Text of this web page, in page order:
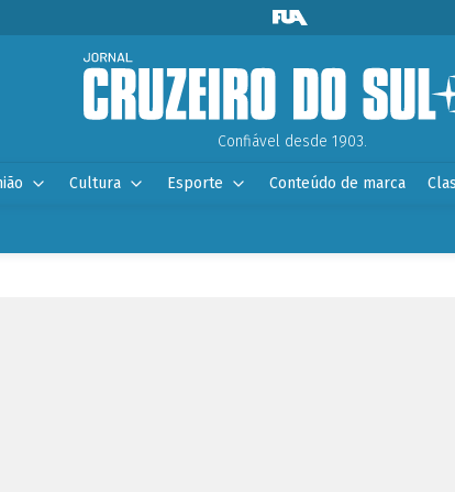
Confiável desde 1903.
Cultura Esporte Conteúdo de marca